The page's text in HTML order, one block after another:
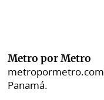
Metro por Metro
metropormetro.com
Panamá.